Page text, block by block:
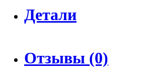
Детали
Отзывы (0)